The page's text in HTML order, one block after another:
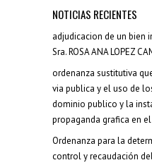
NOTICIAS RECIENTES
adjudicacion de un bien
Sra. ROSA ANA LOPEZ
ordenanza sustitutiva
via publica y el uso de
dominio publico y la
propaganda grafica en
Ordenanza para la
control y recaudación